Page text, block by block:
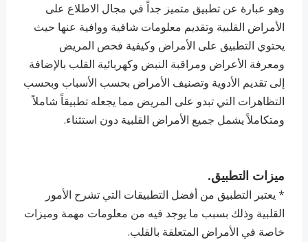
وهو عبارة عن تطبيق متميز جداً في مجال الاطلاع على
الأمراض القلبية وتقديم معلومات شافية ووافية عنها حيث
يحتوي التطبيق على الأمراض وكيفية فحص المريض
ومعرفة الأعراض ومراقبة النبض وكهربائية القلب بالإضافة
إلى تقديم الأدوية وتصنيف الأمراض بحسب الأسباب وبحسب
التظاهرات التي تبدو على المريض مما يجعله تطبيقاً شاملاً
ومتكاملاً يشمل جميع الأمراض القلبية دون استثناء.
ميزات التطبيق.
* يعتبر التطبيق من أفضل التطبيقات التي تشرح الأمور
القلبية وذلك بسبب ما يوجد فيه من معلومات مهمة وميزات
خاصة في الأمراض المتعلقة بالقلب.